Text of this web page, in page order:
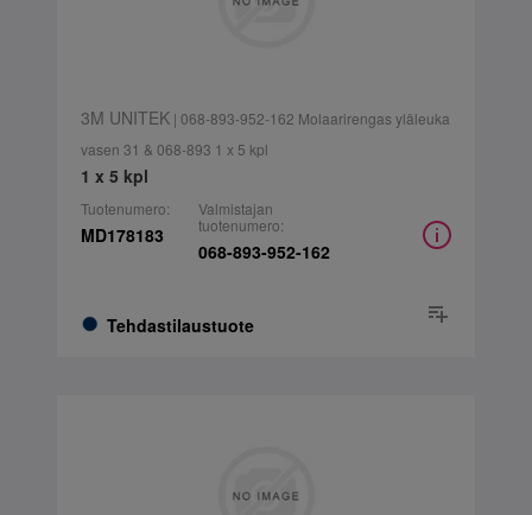
3M UNITEK| 068-893-952-162 Molaarirengas yläleuka
vasen 31 & 068-893 1 x 5 kpl
1 x 5 kpl
Tuotenumero:
MD178183
Tehdastilaustuote
Valmistajan
tuotenumero:
068-893-952-162